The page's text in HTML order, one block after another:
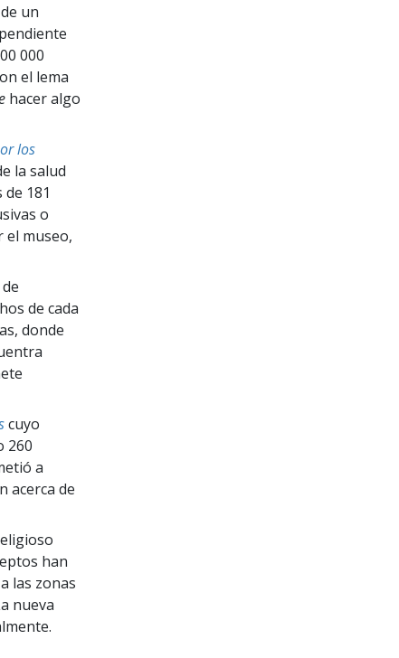
un
000
el lema
hacer algo
los
la salud
181
o
el museo,
de cada
donde
cuyo
260
a
acerca de
han
las zonas
nueva